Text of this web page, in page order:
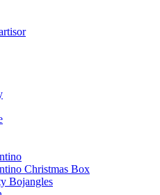
Christmas Box
Bojangles